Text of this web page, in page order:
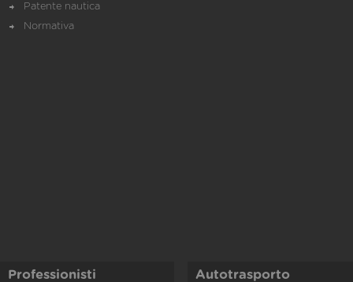
Patente nautica
Normativa
Professionisti Autotrasporto